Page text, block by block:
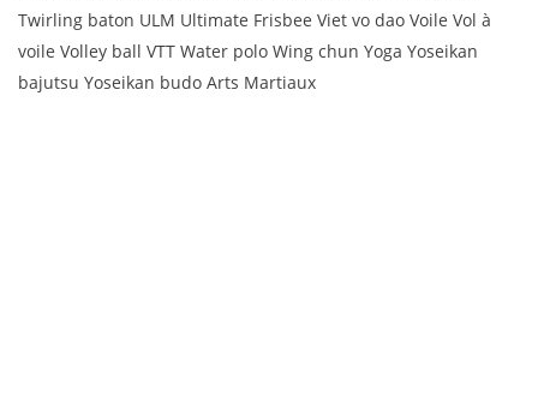
Twirling baton ULM Ultimate Frisbee Viet vo dao Voile Vol à
voile Volley ball VTT Water polo Wing chun Yoga Yoseikan
bajutsu Yoseikan budo Arts Martiaux